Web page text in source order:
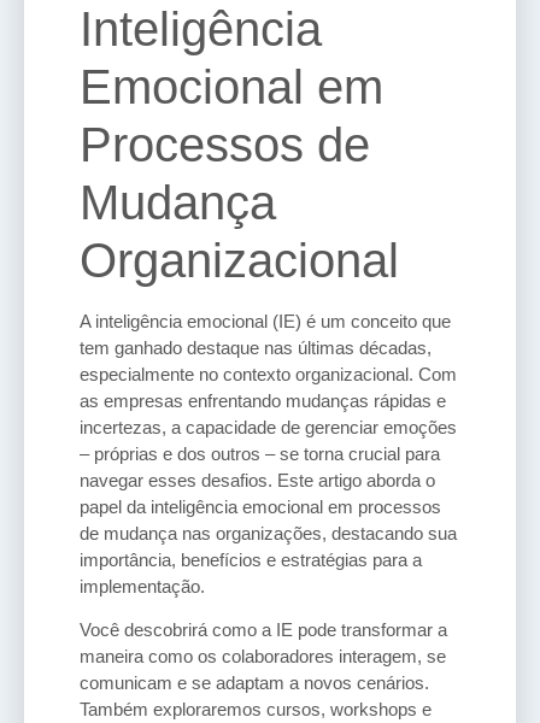
Inteligência
Emocional em
Processos de
Mudança
Organizacional
A inteligência emocional (IE) é um conceito que
tem ganhado destaque nas últimas décadas,
especialmente no contexto organizacional. Com
as empresas enfrentando mudanças rápidas e
incertezas, a capacidade de gerenciar emoções
– próprias e dos outros – se torna crucial para
navegar esses desafios. Este artigo aborda o
papel da inteligência emocional em processos
de mudança nas organizações, destacando sua
importância, benefícios e estratégias para a
implementação.
Você descobrirá como a IE pode transformar a
maneira como os colaboradores interagem, se
comunicam e se adaptam a novos cenários.
Também exploraremos cursos, workshops e